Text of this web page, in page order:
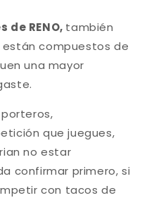
de RENO, también
están compuestos de
una mayor
que juegues,
no estar
confirmar primero, si
con tacos de